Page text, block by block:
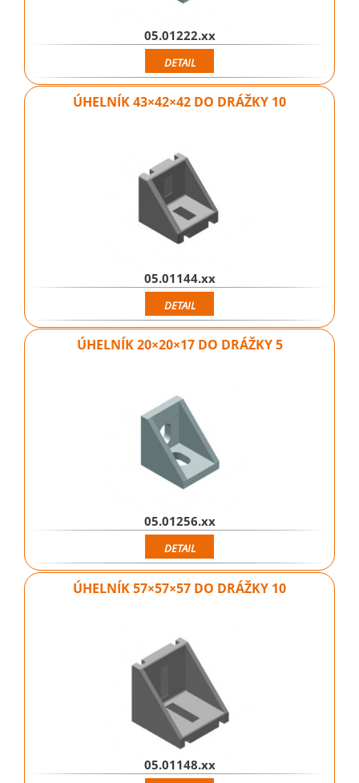
05.01222.xx
DETAIL
ÚHELNÍK 43×42×42 DO DRÁŽKY 10
05.01144.xx
DETAIL
ÚHELNÍK 20×20×17 DO DRÁŽKY 5
05.01256.xx
DETAIL
ÚHELNÍK 57×57×57 DO DRÁŽKY 10
05.01148.xx